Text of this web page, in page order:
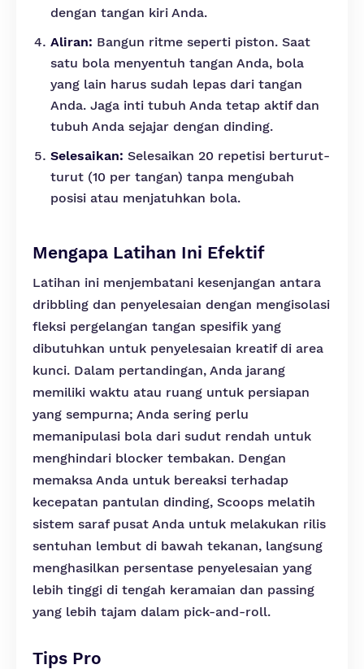
dengan tangan kiri Anda.
Aliran: Bangun ritme seperti piston. Saat
satu bola menyentuh tangan Anda, bola
yang lain harus sudah lepas dari tangan
Anda. Jaga inti tubuh Anda tetap aktif dan
tubuh Anda sejajar dengan dinding.
Selesaikan: Selesaikan 20 repetisi berturut-
turut (10 per tangan) tanpa mengubah
posisi atau menjatuhkan bola.
Mengapa Latihan Ini Efektif
Latihan ini menjembatani kesenjangan antara
dribbling dan penyelesaian dengan mengisolasi
fleksi pergelangan tangan spesifik yang
dibutuhkan untuk penyelesaian kreatif di area
kunci. Dalam pertandingan, Anda jarang
memiliki waktu atau ruang untuk persiapan
yang sempurna; Anda sering perlu
memanipulasi bola dari sudut rendah untuk
menghindari blocker tembakan. Dengan
memaksa Anda untuk bereaksi terhadap
kecepatan pantulan dinding, Scoops melatih
sistem saraf pusat Anda untuk melakukan rilis
sentuhan lembut di bawah tekanan, langsung
menghasilkan persentase penyelesaian yang
lebih tinggi di tengah keramaian dan passing
yang lebih tajam dalam pick-and-roll.
Tips Pro